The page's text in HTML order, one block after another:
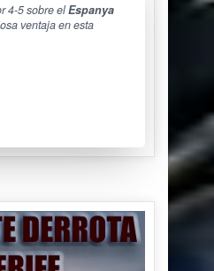
4-5 sobre elEspanya
ventaja en esta